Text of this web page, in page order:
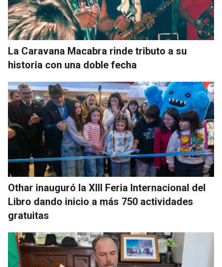
La Caravana Macabra rinde tributo a su
historia con una doble fecha
Othar inauguró la XIII Feria Internacional del
Libro dando inicio a más 750 actividades
gratuitas